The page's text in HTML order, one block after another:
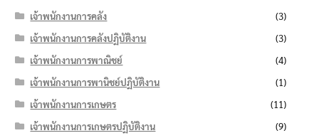
เจ้าพนักงานการคลัง
(3)
เจ้าพนักงานการคลังปฏิบัติงาน
(3)
เจ้าพนักงานการพาณิชย์
(4)
เจ้าพนักงานการพานิชย์ปฏิบัติงาน
(1)
เจ้าพนักงานการเกษตร
(11)
เจ้าพนักงานการเกษตรปฏิบัติงาน
(9)